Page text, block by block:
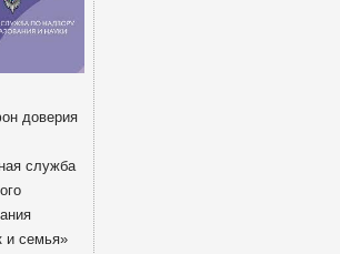
служба
и семья»